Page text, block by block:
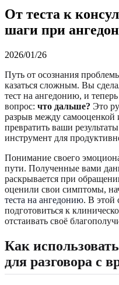
От теста к
шаги при
2026/01/26
Путь от осознания
казаться сложным. Вы
тест на ангедонию, и теперь
вопрос: что дальше? Это
разрыв между самооценкой
превратить ваши
инструмент для
Понимание своего
пути. Полученные вами
раскрывается при
оценили свои симптомы,
теста на ангедонию. В этой
подготовиться к
отстаивать своё
Как
для разговора с